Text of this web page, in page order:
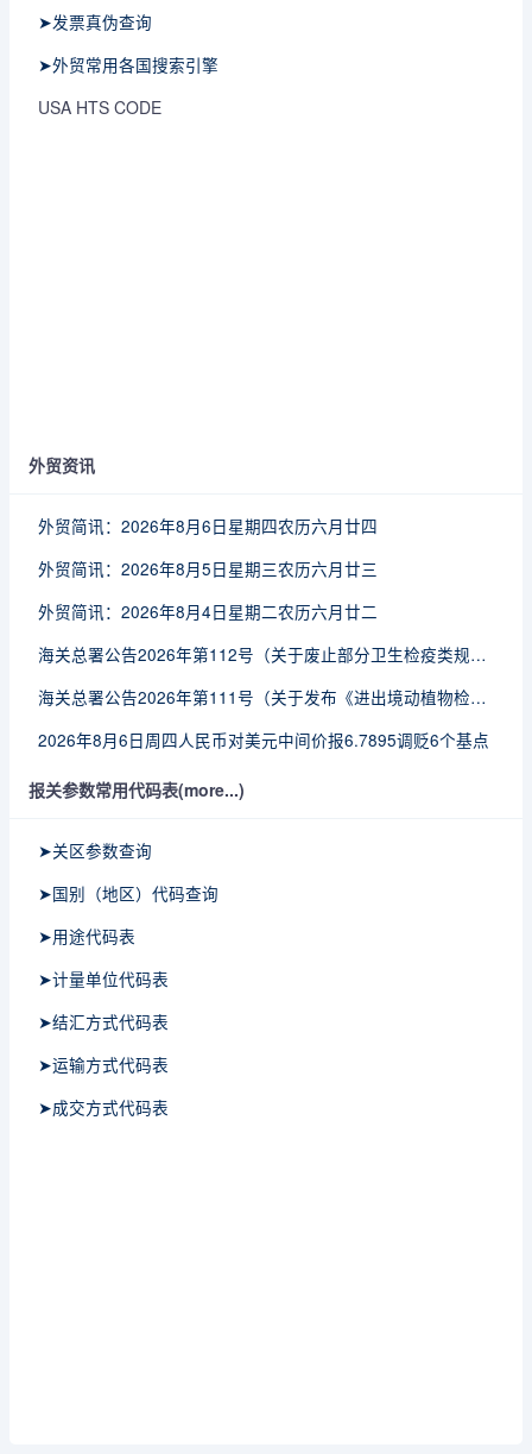
➤发票真伪查询
➤外贸常用各国搜索引擎
USA HTS CODE
外贸资讯
外贸简讯：2026年8月6日星期四农历六月廿四
外贸简讯：2026年8月5日星期三农历六月廿三
外贸简讯：2026年8月4日星期二农历六月廿二
海关总署公告2026年第112号（关于废止部分卫生检疫类规范性文件的公告）
海关总署公告2026年第111号（关于发布《进出境动植物检疫处理监督管理工作规定》《进出境卫生处理监督管理工作规定》的公告）
2026年8月6日周四人民币对美元中间价报6.7895调贬6个基点
报关参数常用代码表(more...)
➤关区参数查询
➤国别（地区）代码查询
➤用途代码表
➤计量单位代码表
➤结汇方式代码表
➤运输方式代码表
➤成交方式代码表